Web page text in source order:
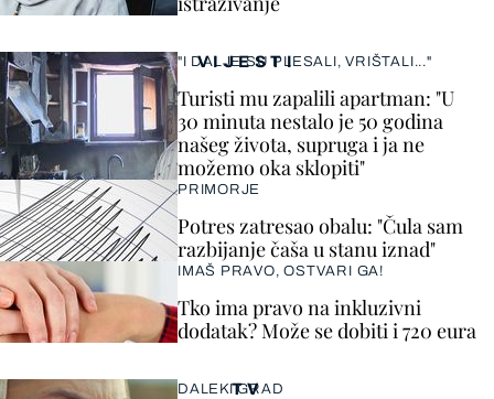
VIJESTI
"I DALJE SU PLESALI, VRIŠTALI..."
Turisti mu zapalili apartman: "U
30 minuta nestalo je 50 godina
našeg života, supruga i ja ne
možemo oka sklopiti"
PRIMORJE
Potres zatresao obalu: "Čula sam
razbijanje čaša u stanu iznad"
IMAŠ PRAVO, OSTVARI GA!
Tko ima pravo na inkluzivni
dodatak? Može se dobiti i 720 eura
TV
DALEKI GRAD